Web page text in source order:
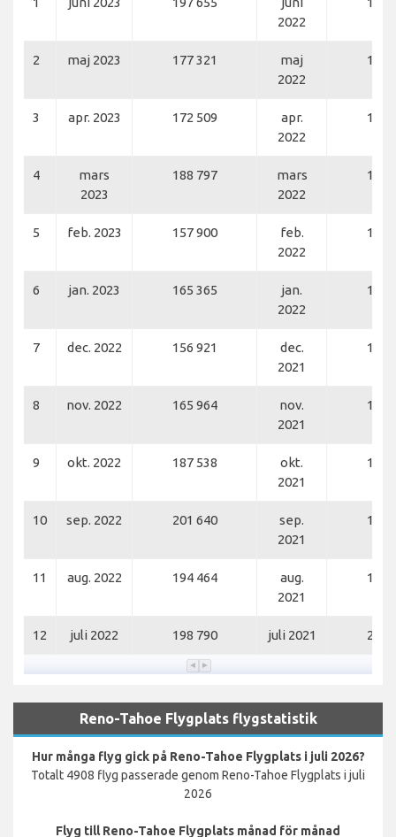
2022
2 maj 2023 177 321
maj
2022
170
3 apr. 2023 172 509
apr.
2022
159
4
mars
2023
188 797
mars
2022
180
5 feb. 2023 157 900
feb.
2022
151
6 jan. 2023 165 365
jan.
2022
143
7 dec. 2022 156 921
dec.
2021
159
8 nov. 2022 165 964
nov.
2021
156
9 okt. 2022 187 538
okt.
2021
172
10 sep. 2022 201 640
sep.
2021
146
11 aug. 2022 194 464
aug.
2021
183
12 juli 2022 198 790 juli 2021 211
Reno-Tahoe Flygplats flygstatistik
Hur många flyg gick på Reno-Tahoe Flygplats i juli 2026?
Totalt 4908 flyg passerade genom Reno-Tahoe Flygplats i juli
2026
Flyg till Reno-Tahoe Flygplats månad för månad